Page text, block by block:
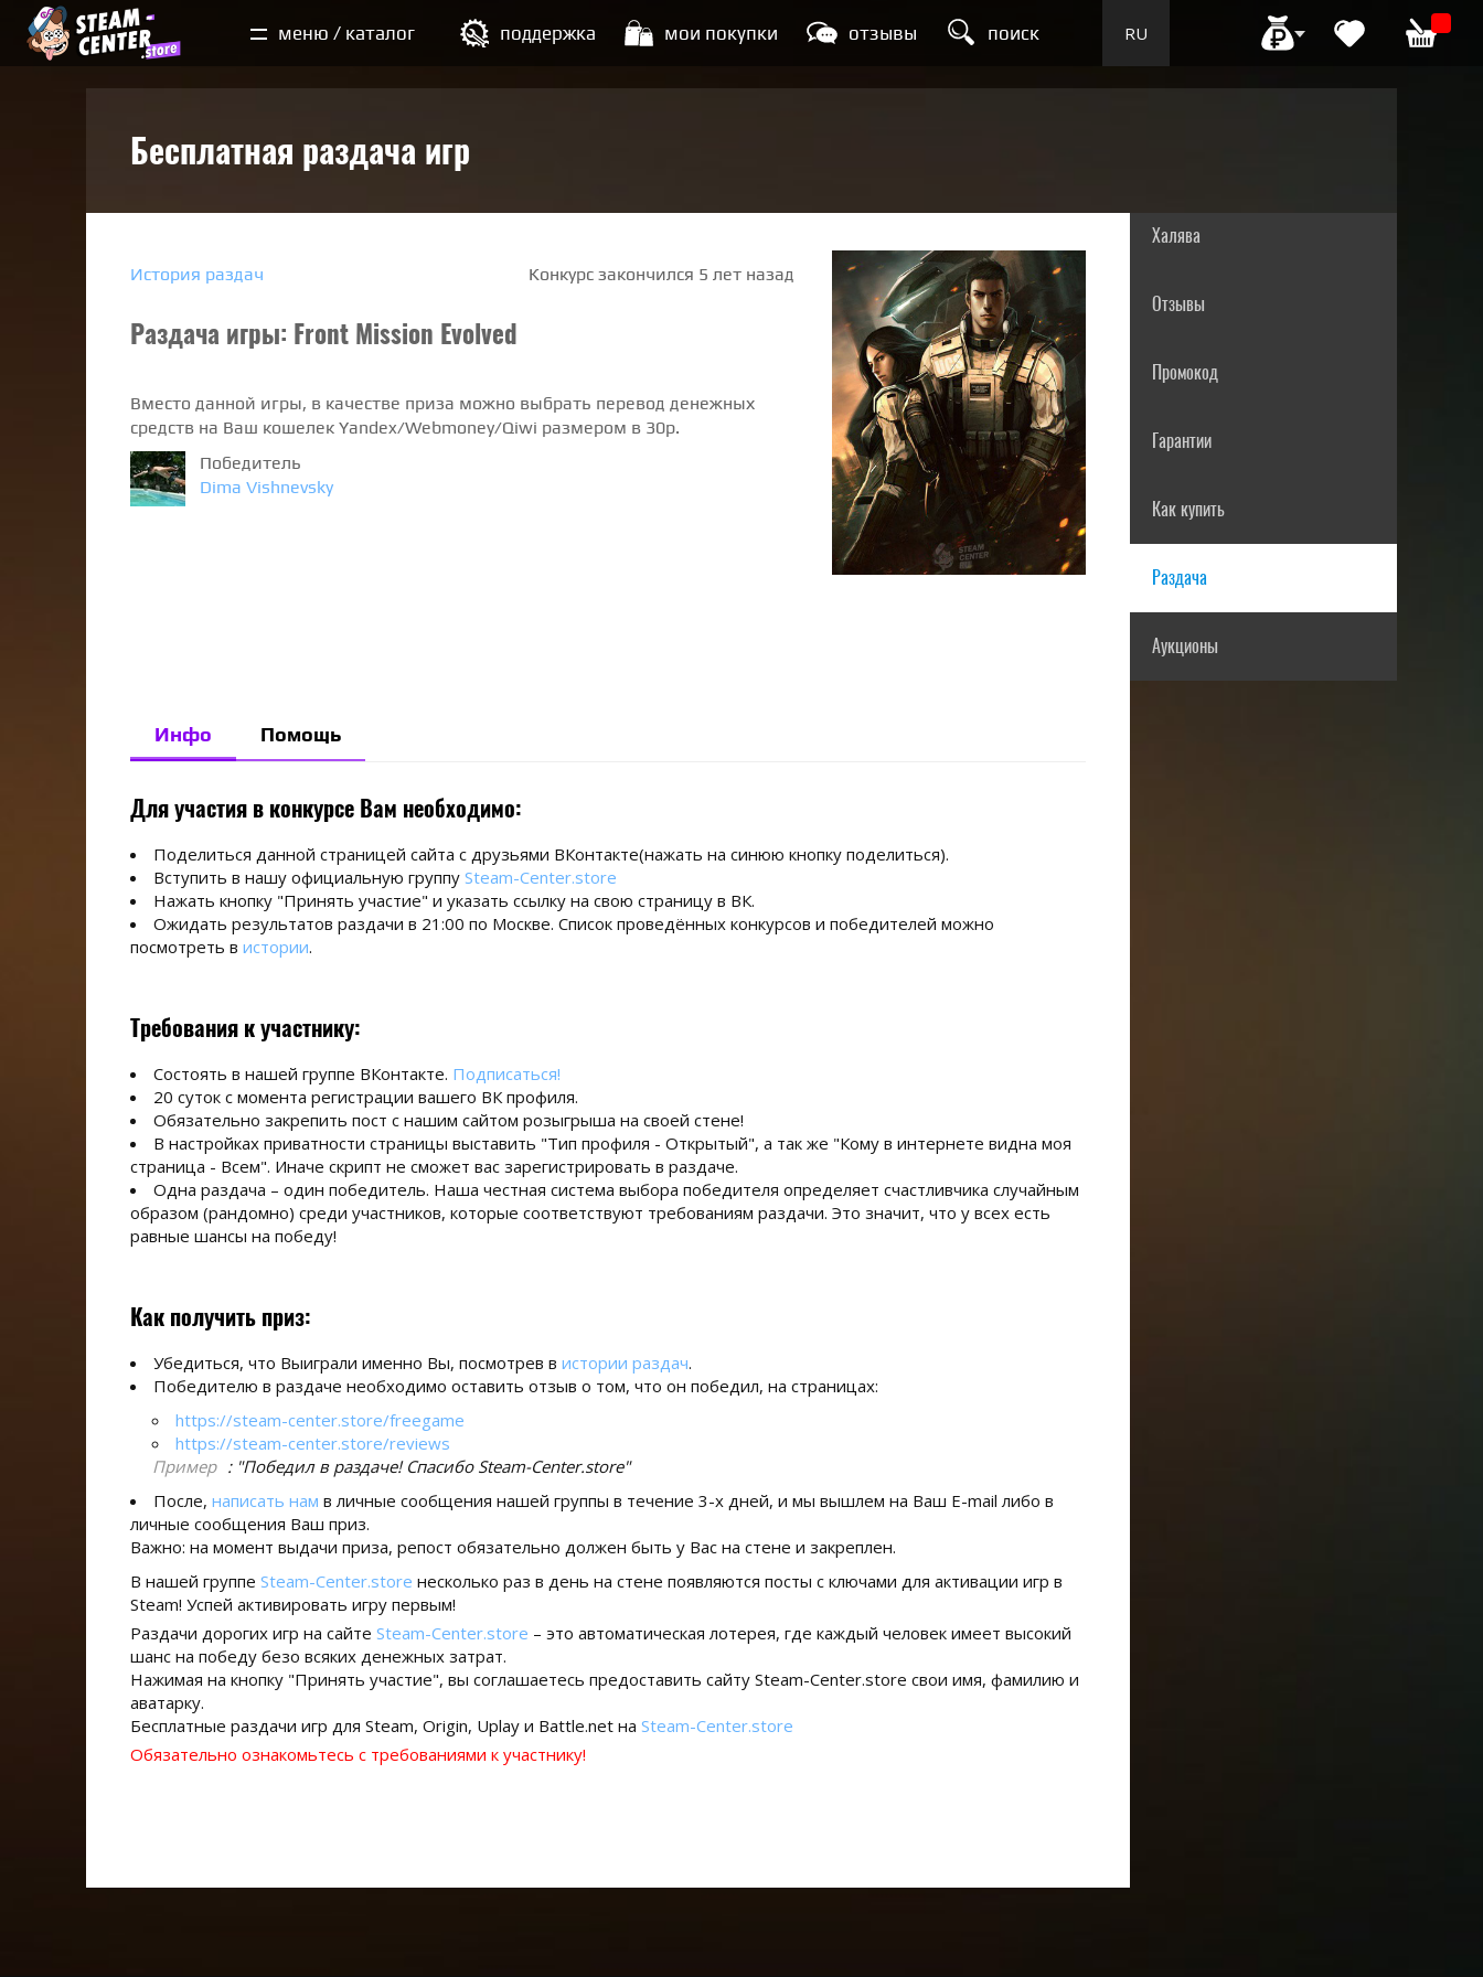
меню / каталог поддержка мои покупки отзывы поиск RU
Мои покупки
Бесплатная раздача игр
История раздач Конкурс закончился 5 лет назад
Раздача игры: Front Mission Evolved
Вместо данной игры, в качестве приза можно выбрать перевод денежных
средств на Ваш кошелек Yandex/Webmoney/Qiwi размером в 30р.
Победитель
Dima Vishnevsky
Инфо Помощь
Для участия в конкурсе Вам необходимо:
Поделиться данной страницей сайта с друзьями ВКонтакте(нажать на синюю кнопку поделиться).
Вступить в нашу официальную группу Steam-Center.store
Нажать кнопку "Принять участие" и указать ссылку на свою страницу в ВК.
Ожидать результатов раздачи в 21:00 по Москве. Список проведённых конкурсов и победителей можно
посмотреть в истории.
Требования к участнику:
Состоять в нашей группе ВКонтакте. Подписаться!
20 суток с момента регистрации вашего ВК профиля.
Обязательно закрепить пост с нашим сайтом розыгрыша на своей стене!
В настройках приватности страницы выставить "Тип профиля - Открытый", а так же "Кому в интернете видна моя
страница - Всем". Иначе скрипт не сможет вас зарегистрировать в раздаче.
Одна раздача – один победитель. Наша честная система выбора победителя определяет счастливчика случайным
образом (рандомно) среди участников, которые соответствуют требованиям раздачи. Это значит, что у всех есть
равные шансы на победу!
Как получить приз:
Убедиться, что Выиграли именно Вы, посмотрев в истории раздач.
Победителю в раздаче необходимо оставить отзыв о том, что он победил, на страницах:
https://steam-center.store/freegame
https://steam-center.store/reviews
Пример : "Победил в раздаче! Спасибо Steam-Center.store"
После, написать нам в личные сообщения нашей группы в течение 3-х дней, и мы вышлем на Ваш E-mail либо в
личные сообщения Ваш приз.
Важно: на момент выдачи приза, репост обязательно должен быть у Вас на стене и закреплен.
В нашей группе Steam-Center.store несколько раз в день на стене появляются посты с ключами для активации игр в
Steam! Успей активировать игру первым!
Раздачи дорогих игр на сайте Steam-Center.store – это автоматическая лотерея, где каждый человек имеет высокий
шанс на победу безо всяких денежных затрат.
Нажимая на кнопку "Принять участие", вы соглашаетесь предоставить сайту Steam-Center.store свои имя, фамилию и
аватарку.
Бесплатные раздачи игр для Steam, Origin, Uplay и Battle.net на Steam-Center.store
Обязательно ознакомьтесь с требованиями к участнику!
Халява
Отзывы
Промокод
Гарантии
Как купить
Раздача
Аукционы